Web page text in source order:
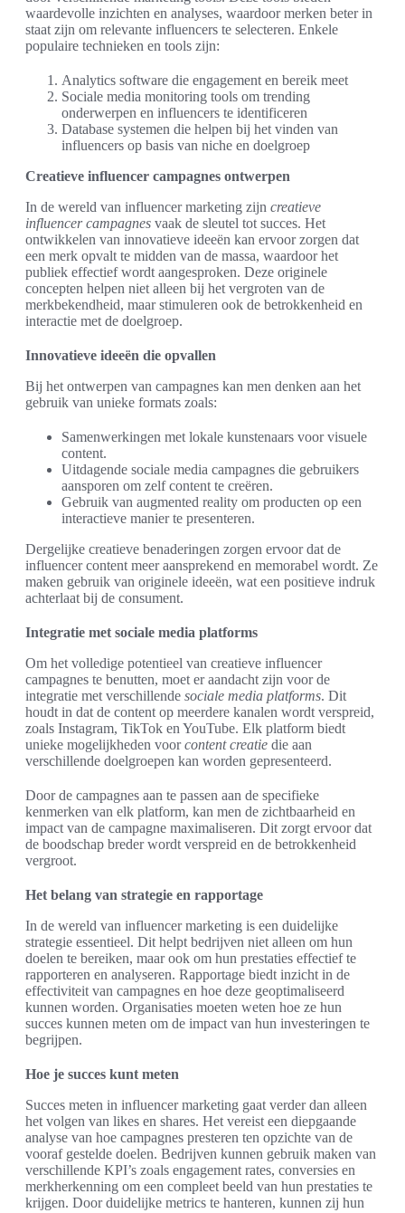
waardevolle inzichten en analyses, waardoor merken beter in
staat zijn om relevante influencers te selecteren. Enkele
populaire technieken en tools zijn:
Analytics software die engagement en bereik meet
Sociale media monitoring tools om trending
onderwerpen en influencers te identificeren
Database systemen die helpen bij het vinden van
influencers op basis van niche en doelgroep
Creatieve influencer campagnes ontwerpen
In de wereld van influencer marketing zijn creatieve
influencer campagnes vaak de sleutel tot succes. Het
ontwikkelen van innovatieve ideeën kan ervoor zorgen dat
een merk opvalt te midden van de massa, waardoor het
publiek effectief wordt aangesproken. Deze originele
concepten helpen niet alleen bij het vergroten van de
merkbekendheid, maar stimuleren ook de betrokkenheid en
interactie met de doelgroep.
Innovatieve ideeën die opvallen
Bij het ontwerpen van campagnes kan men denken aan het
gebruik van unieke formats zoals:
Samenwerkingen met lokale kunstenaars voor visuele
content.
Uitdagende sociale media campagnes die gebruikers
aansporen om zelf content te creëren.
Gebruik van augmented reality om producten op een
interactieve manier te presenteren.
Dergelijke creatieve benaderingen zorgen ervoor dat de
influencer content meer aansprekend en memorabel wordt. Ze
maken gebruik van originele ideeën, wat een positieve indruk
achterlaat bij de consument.
Integratie met sociale media platforms
Om het volledige potentieel van creatieve influencer
campagnes te benutten, moet er aandacht zijn voor de
integratie met verschillende sociale media platforms. Dit
houdt in dat de content op meerdere kanalen wordt verspreid,
zoals Instagram, TikTok en YouTube. Elk platform biedt
unieke mogelijkheden voorcontent creatie die aan
verschillende doelgroepen kan worden gepresenteerd.
Door de campagnes aan te passen aan de specifieke
kenmerken van elk platform, kan men de zichtbaarheid en
impact van de campagne maximaliseren. Dit zorgt ervoor dat
de boodschap breder wordt verspreid en de betrokkenheid
vergroot.
Het belang van strategie en rapportage
In de wereld van influencer marketing is een duidelijke
strategie essentieel. Dit helpt bedrijven niet alleen om hun
doelen te bereiken, maar ook om hun prestaties effectief te
rapporteren en analyseren. Rapportage biedt inzicht in de
effectiviteit van campagnes en hoe deze geoptimaliseerd
kunnen worden. Organisaties moeten weten hoe ze hun
succes kunnen meten om de impact van hun investeringen te
begrijpen.
Hoe je succes kunt meten
Succes meten in influencer marketing gaat verder dan alleen
het volgen van likes en shares. Het vereist een diepgaande
analyse van hoe campagnes presteren ten opzichte van de
vooraf gestelde doelen. Bedrijven kunnen gebruik maken van
verschillende KPI’s zoals engagement rates, conversies en
merkherkenning om een compleet beeld van hun prestaties te
krijgen. Door duidelijke metrics te hanteren, kunnen zij hun